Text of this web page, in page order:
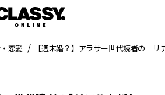
恋愛 【週末婚？】アラサー世代読者の「